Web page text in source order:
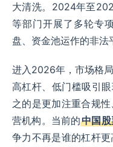
大清洗。2024年至
等部门开展了多轮专
盘、资金池运作的非法
进入2026年，市场格
高杠杆、低门槛吸引
之的是更加注重合规
营机构。当前的中国
争力不再是谁的杠杆